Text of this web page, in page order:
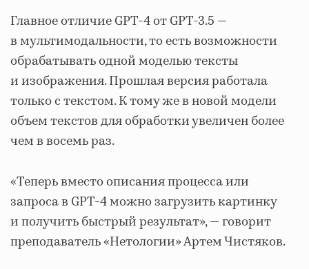
Главное отличие GPT-4 от GPT-3.5 —
в мультимодальности, то есть возможности
обрабатывать одной моделью тексты
и изображения. Прошлая версия работала
только с текстом. К тому же в новой модели
объем текстов для обработки увеличен более
чем в восемь раз.
«Теперь вместо описания процесса или
запроса в GPT-4 можно загрузить картинку
и получить быстрый результат», — говорит
преподаватель «Нетологии» Артем Чистяков.